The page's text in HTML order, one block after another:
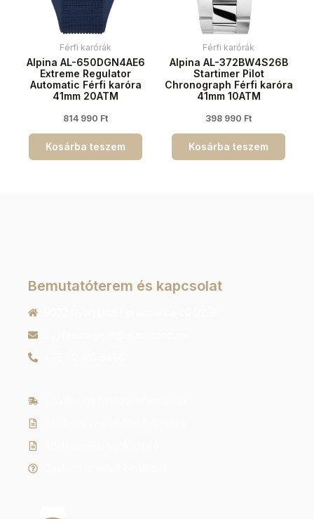
Férfi karórák
Alpina AL-650DGN4AE6
Extreme Regulator
Automatic Férfi karóra
41mm 20ATM
814 990 Ft
Kosárba teszem
Férfi karórák
Alpina AL-372BW4S26B
Startimer Pilot
Chronograph Férfi karóra
41mm 10ATM
398 990 Ft
Kosárba teszem
Bemutatóterem és kapcsolat